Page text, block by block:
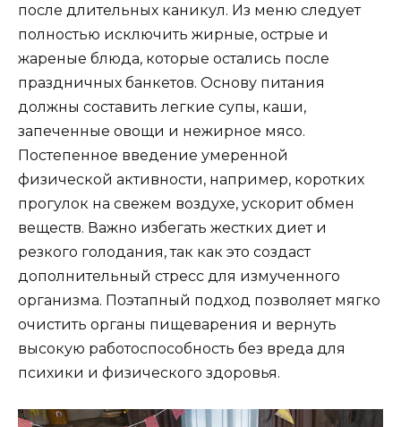
после длительных каникул. Из меню следует
полностью исключить жирные, острые и
жареные блюда, которые остались после
праздничных банкетов. Основу питания
должны составить легкие супы, каши,
запеченные овощи и нежирное мясо.
Постепенное введение умеренной
физической активности, например, коротких
прогулок на свежем воздухе, ускорит обмен
веществ. Важно избегать жестких диет и
резкого голодания, так как это создаст
дополнительный стресс для измученного
организма. Поэтапный подход позволяет мягко
очистить органы пищеварения и вернуть
высокую работоспособность без вреда для
психики и физического здоровья.